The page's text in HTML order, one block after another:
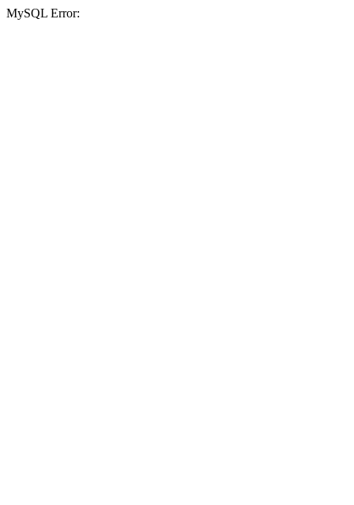
MySQL Error: